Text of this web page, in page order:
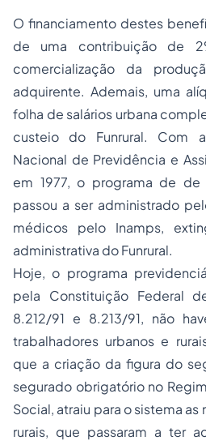
O financiamento destes
de uma contribuição de
comercialização da
adquirente. Ademais, uma
folha de salários urbana
custeio do Funrural. Com
Nacional de Previdência e
em 1977, o programa de de
passou a ser administrado
médicos pelo Inamps,
administrativa do Funrural.
Hoje, o programa
pela Constituição Federal
8.212/91 e 8.213/91, não
trabalhadores urbanos e
que a criação da figura do
segurado obrigatório no
Social, atraiu para o sistema
rurais, que passaram a ter